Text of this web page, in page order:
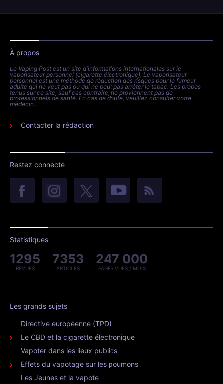
À propos
Le Vaping Post est un site d'informations internationales sur le
vaporisateur personnel (cigarette électronique). Le vaporisateur
personnel est une méthode de réduction des risques pour le fumeur
adulte qui ne veut pas ou qui ne peut pas arrêter le tabac. Les propos
tenus sur ce site, sauf cas contraire, ne proviennent pas de
professionnels de santé. En cas de doute, veuillez consulter votre
médecin.
Contacter la rédaction
Restez connecté
Statistiques
1295
REVUES
7353
ARTICLES
247 000
PAGES VUES / MOIS
Les grands sujets
Directive européenne (TPD)
Le CBD et la cigarette électronique
Vapoter dans les lieux publics
Effets du vapotage sur les poumons
Les Jeunes et la vapote